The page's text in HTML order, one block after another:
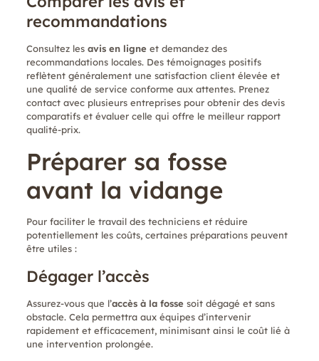
recommandations
Consultez les avis en ligneet demandez des
recommandations locales. Des témoignages positifs
reflètent généralement une satisfaction client élevée et
une qualité de service conforme aux attentes. Prenez
contact avec plusieurs entreprises pour obtenir des devis
comparatifs et évaluer celle qui offre le meilleur rapport
qualité-prix.
Préparer sa fosse
avant la vidange
Pour faciliter le travail des techniciens et réduire
potentiellement les coûts, certaines préparations peuvent
être utiles :
Dégager l’accès
Assurez-vous que l’accès à la fossesoit dégagé et sans
obstacle. Cela permettra aux équipes d’intervenir
rapidement et efficacement, minimisant ainsi le coût lié à
une intervention prolongée.